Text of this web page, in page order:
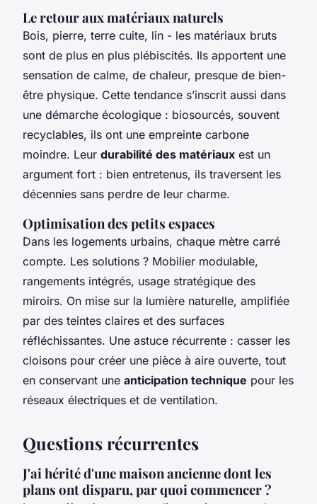
Le retour aux matériaux naturels
Bois, pierre, terre cuite, lin - les matériaux bruts
sont de plus en plus plébiscités. Ils apportent une
sensation de calme, de chaleur, presque de bien-
être physique. Cette tendance s’inscrit aussi dans
une démarche écologique : biosourcés, souvent
recyclables, ils ont une empreinte carbone
moindre. Leur durabilité des matériaux est un
argument fort : bien entretenus, ils traversent les
décennies sans perdre de leur charme.
Optimisation des petits espaces
Dans les logements urbains, chaque mètre carré
compte. Les solutions ? Mobilier modulable,
rangements intégrés, usage stratégique des
miroirs. On mise sur la lumière naturelle, amplifiée
par des teintes claires et des surfaces
réfléchissantes. Une astuce récurrente : casser les
cloisons pour créer une pièce à aire ouverte, tout
en conservant une anticipation technique pour les
réseaux électriques et de ventilation.
Questions récurrentes
J'ai hérité d'une maison ancienne dont les
plans ont disparu, par quoi commencer ?